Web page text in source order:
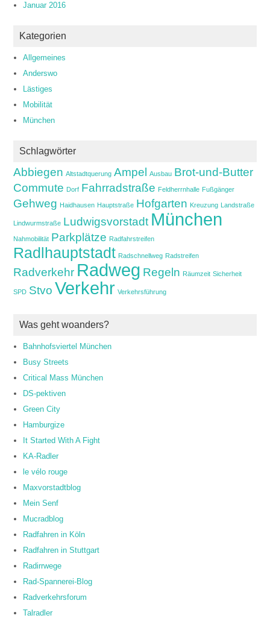
Januar 2016
Kategorien
Allgemeines
Anderswo
Lästiges
Mobilität
München
Schlagwörter
Abbiegen Altstadtquerung Ampel Ausbau Brot-und-Butter
Commute Dorf Fahrradstraße Feldherrnhalle Fußgänger
Gehweg Haidhausen Hauptstraße Hofgarten Kreuzung Landstraße
Lindwurmstraße Ludwigsvorstadt München
Nahmobilität Parkplätze Radfahrstreifen
Radlhauptstadt Radschnellweg Radstreifen
Radverkehr Radweg Regeln Räumzeit Sicherheit
SPD Stvo Verkehr Verkehrsführung
Was geht woanders?
Bahnhofsviertel München
Busy Streets
Critical Mass München
DS-pektiven
Green City
Hamburgize
It Started With A Fight
KA-Radler
le vélo rouge
Maxvorstadtblog
Mein Senf
Mucradblog
Radfahren in Köln
Radfahren in Stuttgart
Radirrwege
Rad-Spannerei-Blog
Radverkehrsforum
Talradler